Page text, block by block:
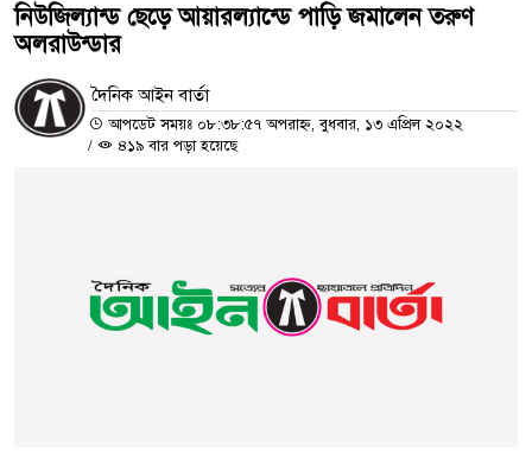
নিউজিল্যান্ড ছেড়ে আয়ারল্যান্ডে পাড়ি জমালেন তরুণ
অলরাউন্ডার
দৈনিক আইন বার্তা
আপডেট সময়ঃ ০৮:৩৮:৫৭ অপরাহ্ন, বুধবার, ১৩ এপ্রিল ২০২২
/
৪১৯ বার পড়া হয়েছে